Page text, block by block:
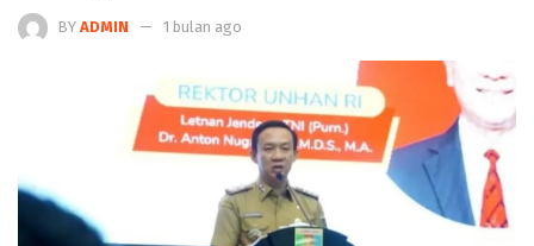
BY ADMIN 1 bulan ago